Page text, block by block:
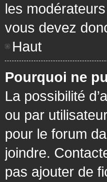
les
vous devez
Haut
Pourquoi ne
La possibilité
ou par
pour le forum
joindre.
pas ajouter de